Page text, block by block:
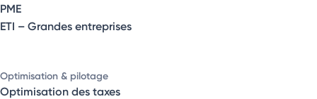
PME
ETI – Grandes entreprises
Optimisation & pilotage
Optimisation des taxes